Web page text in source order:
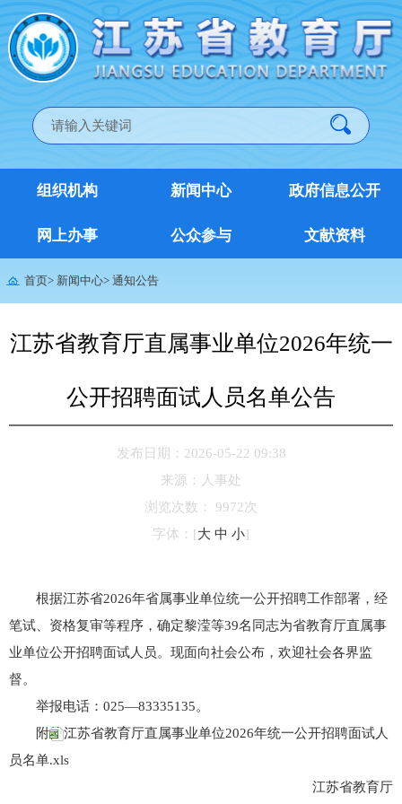
组织机构 新闻中心 政府信息公开
网上办事 公众参与 文献资料
首页> 新闻中心> 通知公告
江苏省教育厅直属事业单位2026年统一
公开招聘面试人员名单公告
发布日期：2026-05-22 09:38
来源：
人事处
浏览次数：
9972次
字体： [大 中 小]
根据江苏省2026年省属事业单位统一公开招聘工作部署，经
笔试、资格复审等程序，确定黎滢等39名同志为省教育厅直属事
业单位公开招聘面试人员。现面向社会公布，欢迎社会各界监
督。
举报电话：025—83335135。
附件：江苏省教育厅直属事业单位2026年统一公开招聘面试人
员名单.xls
江苏省教育厅